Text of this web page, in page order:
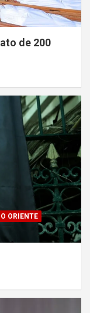
de 200
ORIENTE